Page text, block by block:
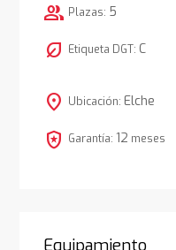
group Plazas: 5
nest_eco_leaf Etiqueta DGT: C
location_on Ubicación: Elche
local_police Garantía: 12 meses
Equipamiento